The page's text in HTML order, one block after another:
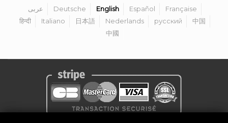
عربى Deutsche English Español
Française
हिन्दी
Italiano 日本語 Nederlands русский
中国
中國